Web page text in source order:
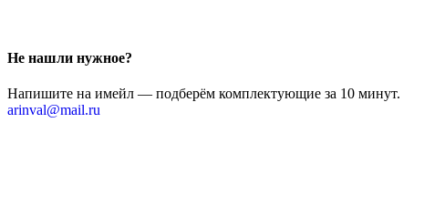
Не нашли нужное?
Напишите на имейл — подберём комплектующие за 10 минут.
arinval@mail.ru